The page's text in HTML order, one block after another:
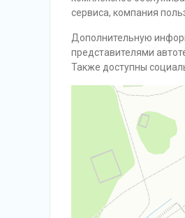
сервиса, компания
Дополнительную
представителями
Также доступны